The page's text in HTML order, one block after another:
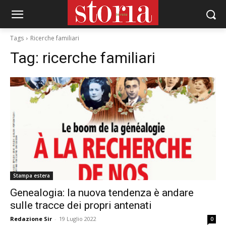
Tags Ricerche familiari
Tag: ricerche familiari
Stampa estera
Genealogia: la nuova tendenza è andare
sulle tracce dei propri antenati
Redazione Sir - 19 Luglio 2022 0